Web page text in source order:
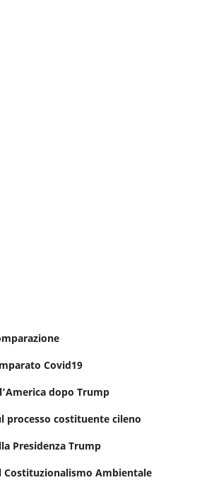
Covid19
dopo Trump
processo costituente cileno
Presidenza Trump
Costituzionalismo Ambientale